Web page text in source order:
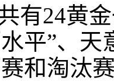
有24黄
平”、天
和淘汰